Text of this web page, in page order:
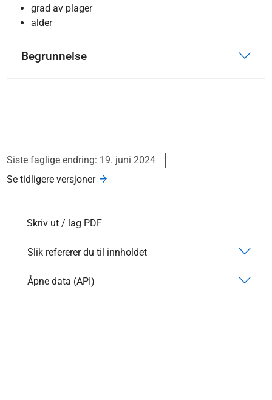
grad av plager
alder
Begrunnelse
Siste faglige endring: 19. juni 2024
Se tidligere versjoner
Skriv ut / lag PDF
Slik refererer du til innholdet
Åpne data (API)